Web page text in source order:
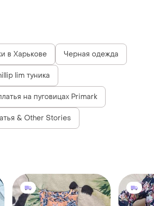
в Харькове Черная одежда
lim туника
на пуговицах Primark
& Other Stories